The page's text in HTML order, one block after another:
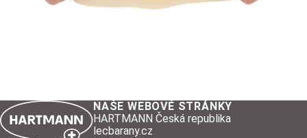
NAŠE WEBOVÉ STRÁNKY
HARTMANN Česká republika
lecbarany.cz